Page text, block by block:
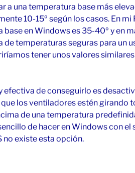
a una temperatura base más
10-15º según los casos. En mi
en Windows es 35-40º y en
de temperaturas seguras para un
tener unos valores similares
efectiva de conseguirlo es
los ventiladores estén girando
de una temperatura
de hacer en Windows con el
no existe esta opción.